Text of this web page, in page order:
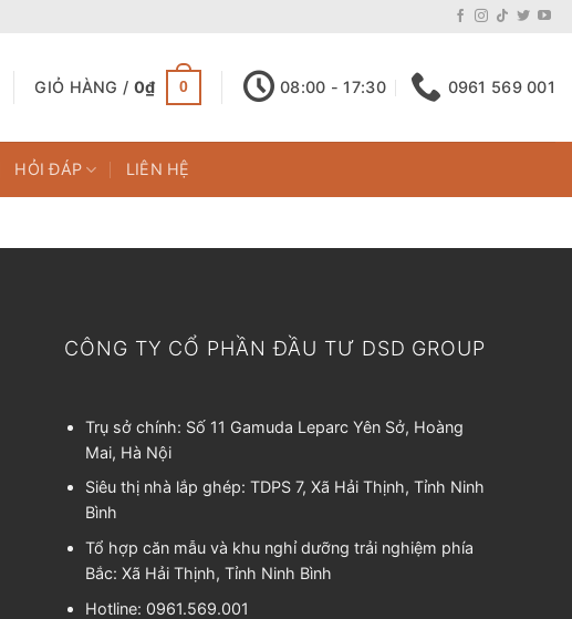
GIỎ HÀNG / 0₫ 0 08:00 - 17:30 0961 569 001
HỎI ĐÁP LIÊN HỆ
CÔNG TY CỔ PHẦN ĐẦU TƯ DSD GROUP
Trụ sở chính: Số 11 Gamuda Leparc Yên Sở, Hoàng
Mai, Hà Nội
Siêu thị nhà lắp ghép: TDPS 7, Xã Hải Thịnh, Tỉnh Ninh
Bình
Tổ hợp căn mẫu và khu nghỉ dưỡng trải nghiệm phía
Bắc: Xã Hải Thịnh, Tỉnh Ninh Bình
Hotline: 0961.569.001